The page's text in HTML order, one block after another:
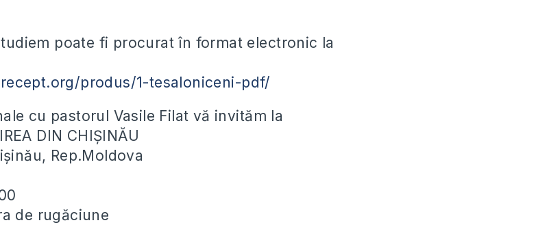
poate fi procurat în format electronic la
produs/1-tesaloniceni-pdf/
cu pastorul Vasile Filat vă invităm la
DIN CHIȘINĂU
Rep.Moldova
de rugăciune